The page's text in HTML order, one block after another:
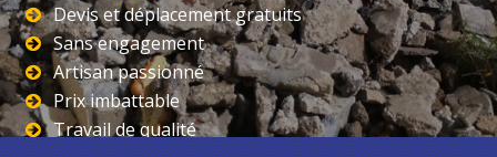
Devis et déplacement gratuits
Sans engagement
Artisan passionné
Prix imbattable
Travail de qualité